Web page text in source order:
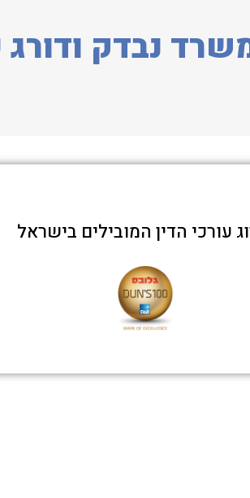
נבדק
עורכי הדין המובילים בישראל